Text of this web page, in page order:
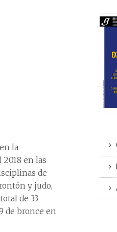
la
en las
de
y judo,
de 33
de bronce en